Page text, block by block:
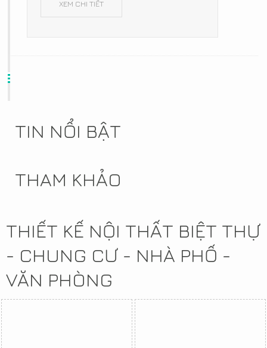
XEM CHI TIẾT
TIN NỔI BẬT
THAM KHẢO
THIẾT KẾ NỘI THẤT BIỆT THỰ
- CHUNG CƯ - NHÀ PHỐ -
VĂN PHÒNG